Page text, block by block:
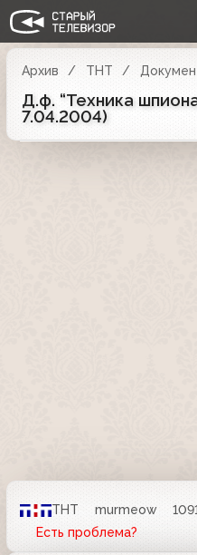
Архив ТНТ
Д.ф. “Техника
7.04.2004)
ТНТ murmeow
Есть проблема?